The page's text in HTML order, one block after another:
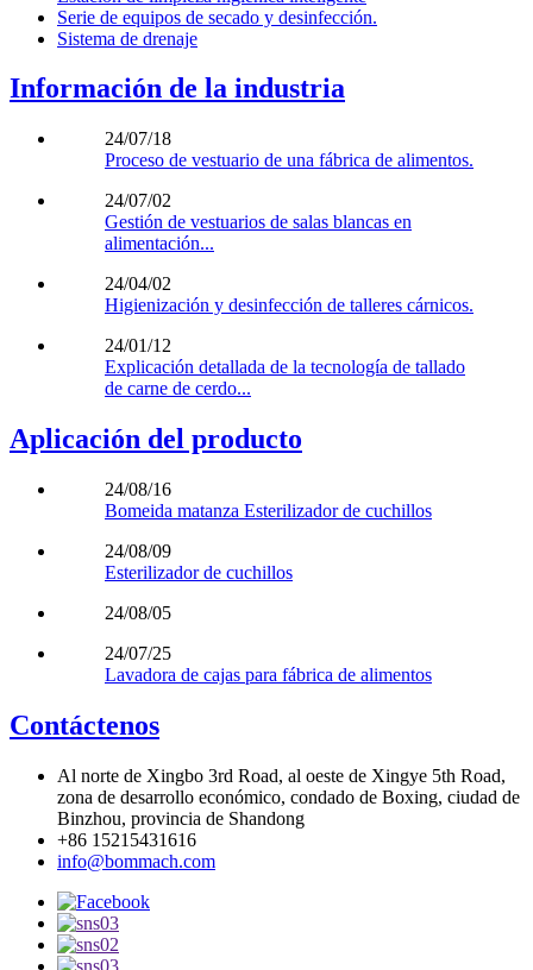
Serie de equipos de secado y desinfección.
Sistema de drenaje
Información de la industria
24/07/18
Proceso de vestuario de una fábrica de alimentos.
24/07/02
Gestión de vestuarios de salas blancas en
alimentación...
24/04/02
Higienización y desinfección de talleres cárnicos.
24/01/12
Explicación detallada de la tecnología de tallado
de carne de cerdo...
Aplicación del producto
24/08/16
Bomeida matanza Esterilizador de cuchillos
24/08/09
Esterilizador de cuchillos
24/08/05
24/07/25
Lavadora de cajas para fábrica de alimentos
Contáctenos
Al norte de Xingbo 3rd Road, al oeste de Xingye 5th Road,
zona de desarrollo económico, condado de Boxing, ciudad de
Binzhou, provincia de Shandong
+86 15215431616
info@bommach.com